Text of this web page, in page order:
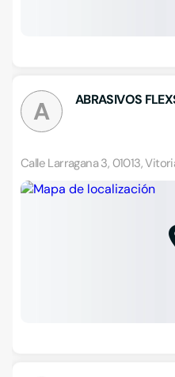
A ABRASIVOS
Calle Larragana 3, 01013,